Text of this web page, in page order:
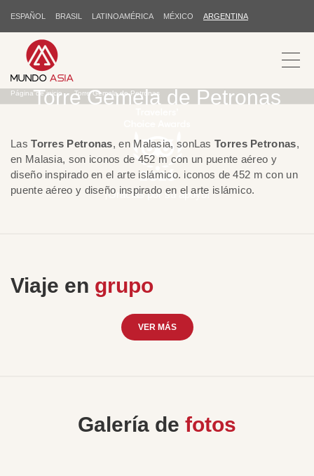
ESPAÑOL BRASIL LATINOAMÉRICA MÉXICO ARGENTINA
Torre Gemela de Petronas
Página de inicio Torre Gemela de Petronas
¡Gracias por su apoyo!
LasTorres Petronas, en Malasia, sonLasTorres Petronas,
en Malasia, son iconos de 452 m con un puente aéreo y
diseño inspirado en el arte islámico. iconos de 452 m con un
puente aéreo y diseño inspirado en el arte islámico.
Viaje en grupo
VER MÁS
Galería de fotos